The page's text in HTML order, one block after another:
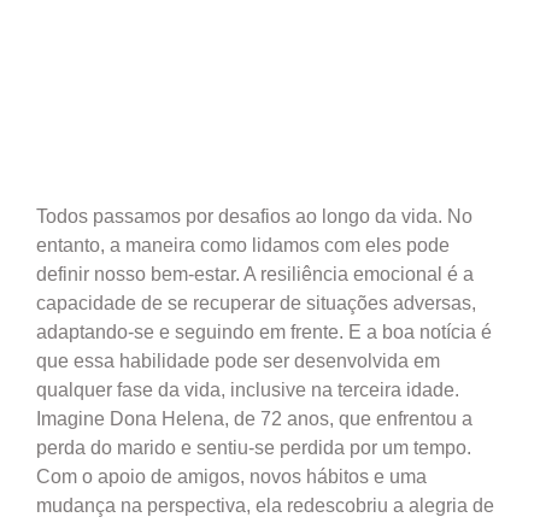
Todos passamos por desafios ao longo da vida. No
entanto, a maneira como lidamos com eles pode
definir nosso bem-estar. A resiliência emocional é a
capacidade de se recuperar de situações adversas,
adaptando-se e seguindo em frente. E a boa notícia é
que essa habilidade pode ser desenvolvida em
qualquer fase da vida, inclusive na terceira idade.
Imagine Dona Helena, de 72 anos, que enfrentou a
perda do marido e sentiu-se perdida por um tempo.
Com o apoio de amigos, novos hábitos e uma
mudança na perspectiva, ela redescobriu a alegria de